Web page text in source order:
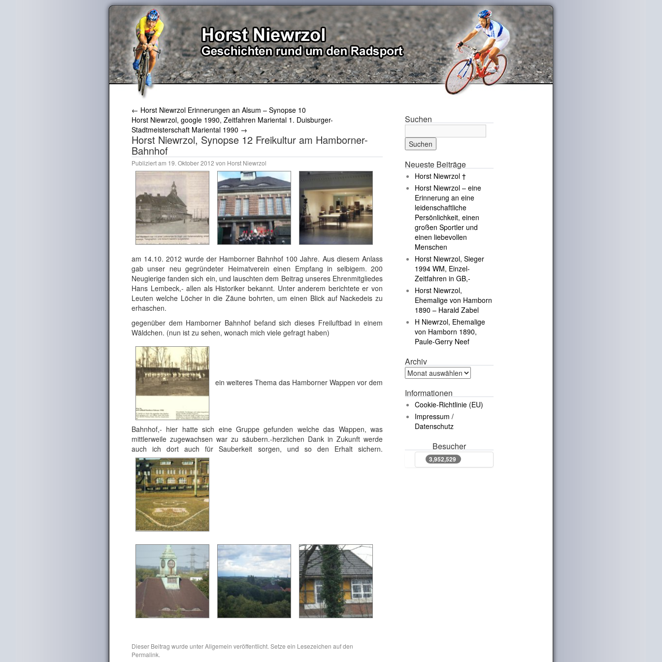
← Horst Niewrzol Erinnerungen an Alsum – Synopse 10
Horst Niewrzol, google 1990, Zeitfahren Mariental 1. Duisburger-
Stadtmeisterschaft Mariental 1990 →
Horst Niewrzol, Synopse 12 Freikultur am Hamborner-
Bahnhof
Publiziert am 19. Oktober 2012 von Horst Niewrzol
am 14.10. 2012 wurde der Hamborner Bahnhof 100 Jahre. Aus diesem Anlass
gab unser neu gegründeter Heimatverein einen Empfang in selbigem. 200
Neugierige fanden sich ein, und lauschten dem Beitrag unseres Ehrenmitgliedes
Hans Lembeck,- allen als Historiker bekannt. Unter anderem berichtete er von
Leuten welche Löcher in die Zäune bohrten, um einen Blick auf Nackedeis zu
erhaschen.
gegenüber dem Hamborner Bahnhof befand sich dieses Freiluftbad in einem
Wäldchen. (nun ist zu sehen, wonach mich viele gefragt haben)
ein weiteres Thema das Hamborner Wappen vor dem
Bahnhof,- hier hatte sich eine Gruppe gefunden welche das Wappen, was
mittlerweile zugewachsen war zu säubern.-herzlichen Dank in Zukunft werde
auch ich dort auch für Sauberkeit sorgen, und so den Erhalt sichern.
Dieser Beitrag wurde unterAllgemein veröffentlicht. Setze ein Lesezeichen auf den
Permalink.
Suchen
Neueste Beiträge
Horst Niewrzol †
Horst Niewrzol – eine
Erinnerung an eine
leidenschaftliche
Persönlichkeit, einen
großen Sportler und
einen liebevollen
Menschen
Horst Niewrzol, Sieger
1994 WM, Einzel-
Zeitfahren in GB,-
Horst Niewrzol,
Ehemalige von Hamborn
1890 – Harald Zabel
H Niewrzol, Ehemalige
von Hamborn 1890,
Paule-Gerry Neef
Archiv
Informationen
Cookie-Richtlinie (EU)
Impressum /
Datenschutz
Besucher
3,952,529
3,952,529